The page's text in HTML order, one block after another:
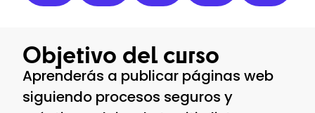
Objetivo del curso
Aprenderás a publicar páginas web
siguiendo procesos seguros y